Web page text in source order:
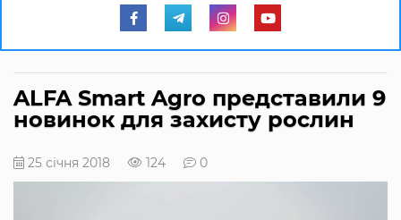
ALFA Smart Agro представили 9
новинок для захисту рослин
25 січня 2018 124 0